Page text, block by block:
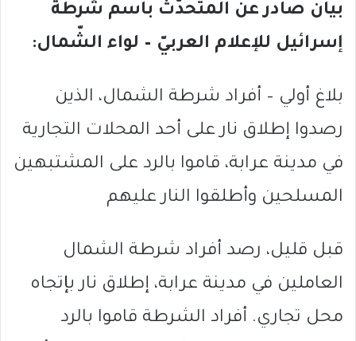
بيان صادر عن المتحدّث باسم شرطة
إسرائيل للإعلام العربيّ – لواء الشّمال:
بلاغ أولي – أفراد شرطة الشمال، الذين
رصدوا إطلاق نار على أحد المحلات التجارية
في مدينة عرابة، قاموا بالرد على المشتبهين
المسلحين وأطلقوا النار عليهم
قبل قليل، رصد أفراد شرطة الشمال
العاملين في مدينة عرابة، إطلاق نار بإتجاه
محل تجاري. أفراد الشرطة قاموا بالرد